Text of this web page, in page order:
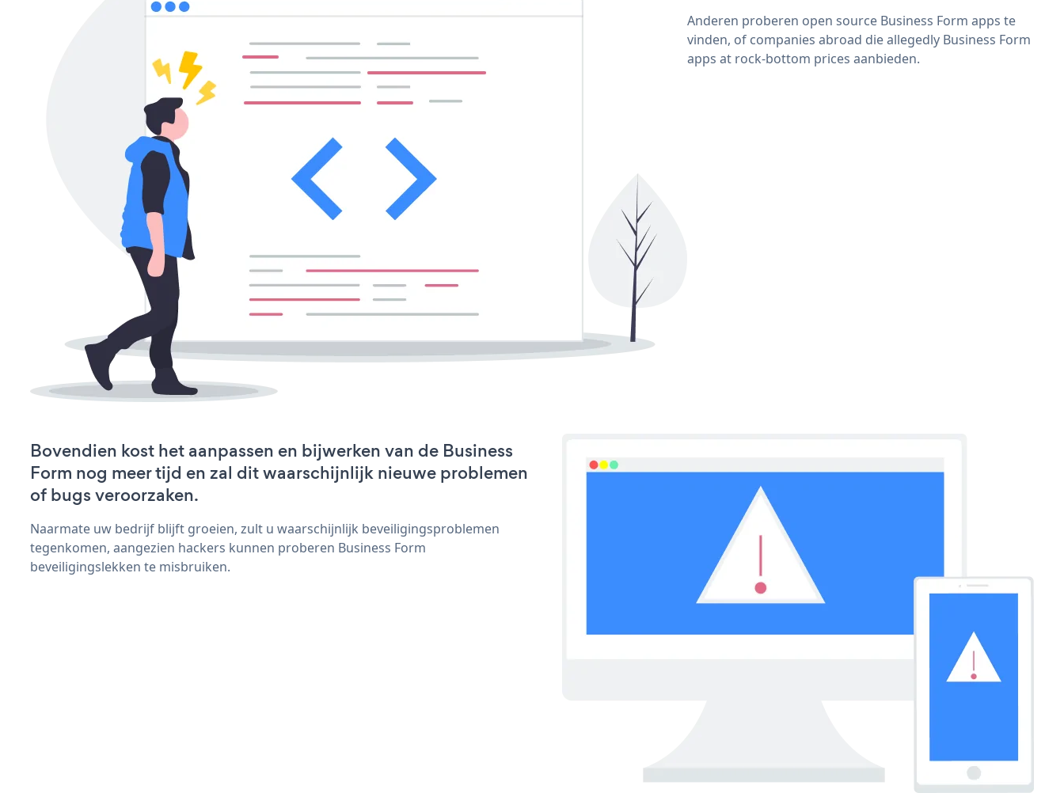
Anderen proberen open source Business Form apps te
vinden, of companies abroad die allegedly Business Form
apps at rock-bottom prices aanbieden.
Bovendien kost het aanpassen en bijwerken van de Business
Form nog meer tijd en zal dit waarschijnlijk nieuwe problemen
of bugs veroorzaken.
Naarmate uw bedrijf blijft groeien, zult u waarschijnlijk beveiligingsproblemen
tegenkomen, aangezien hackers kunnen proberen Business Form
beveiligingslekken te misbruiken.